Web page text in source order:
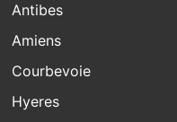
Antibes
Amiens
Courbevoie
Hyeres